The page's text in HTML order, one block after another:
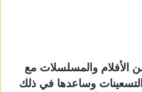
والمسلسلات مع
وساعدها في ذلك